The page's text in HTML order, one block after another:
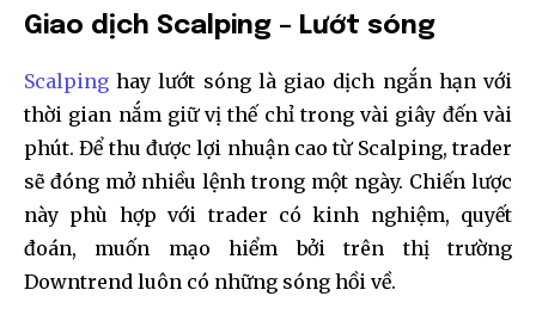
Giao dịch Scalping – Lướt sóng
Scalping hay lướt sóng là giao dịch ngắn hạn với
thời gian nắm giữ vị thế chỉ trong vài giây đến vài
phút. Để thu được lợi nhuận cao từ Scalping, trader
sẽ đóng mở nhiều lệnh trong một ngày. Chiến lược
này phù hợp với trader có kinh nghiệm, quyết
đoán, muốn mạo hiểm bởi trên thị trường
Downtrend luôn có những sóng hồi về.